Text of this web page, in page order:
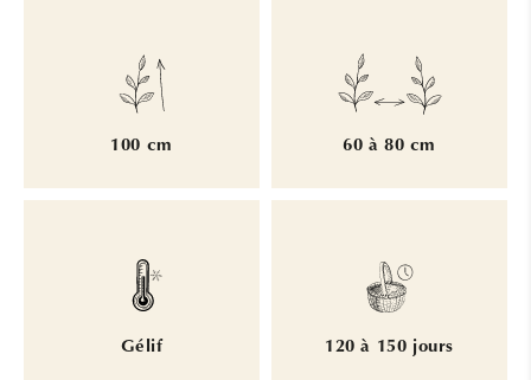
100 cm 60 à 80 cm
Gélif 120 à 150 jours